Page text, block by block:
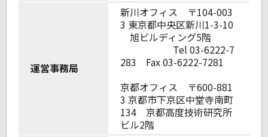
運営事務局
新川オフィス 〒104-003
3 東京都中央区新川1-3-10
旭ビルディング5階
Tel 03-6222-7
283 Fax 03-6222-7281
京都オフィス 〒600-881
3 京都市下京区中堂寺南町
134 京都高度技術研究所
ビル2階